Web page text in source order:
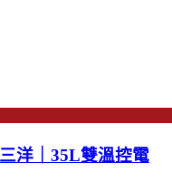
洋｜35L雙溫控電